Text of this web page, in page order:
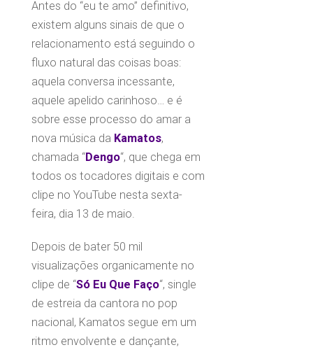
Antes do “eu te amo” definitivo,
existem alguns sinais de que o
relacionamento está seguindo o
fluxo natural das coisas boas:
aquela conversa incessante,
aquele apelido carinhoso… e é
sobre esse processo do amar a
nova música da Kamatos,
chamada “Dengo“, que chega em
todos os tocadores digitais e com
clipe no YouTube nesta sexta-
feira, dia 13 de maio.
Depois de bater 50 mil
visualizações organicamente no
clipe de “Só Eu Que Faço“, single
de estreia da cantora no pop
nacional, Kamatos segue em um
ritmo envolvente e dançante,